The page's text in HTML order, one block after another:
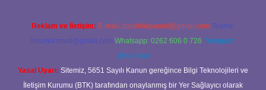
Reklam ve İletişim: E-mail: backlinkpaneli@gmail.com Teams:
forumhizmeti@gmail.com Whatsapp: 0262 606 0 726 Telegram:
@karabul
Yasal Uyarı: Sitemiz, 5651 Sayılı Kanun gereğince Bilgi Teknolojileri ve
İletişim Kurumu (BTK) tarafından onaylanmış bir Yer Sağlayıcı olarak